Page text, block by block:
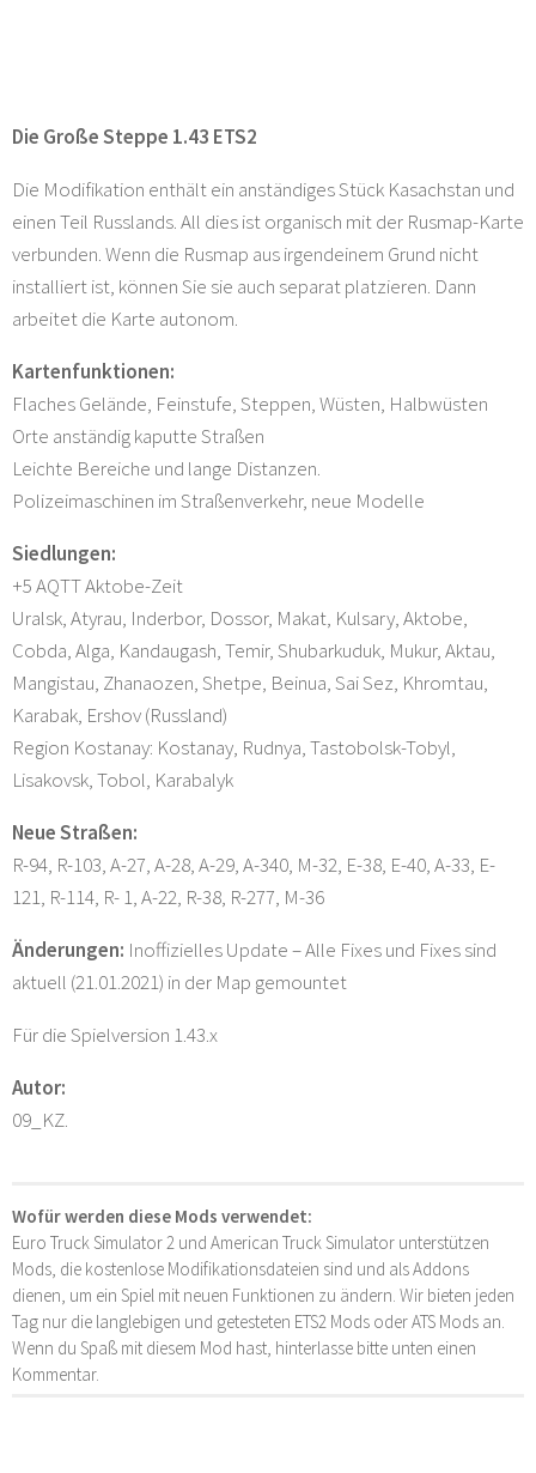
Die Große Steppe 1.43 ETS2
Die Modifikation enthält ein anständiges Stück Kasachstan und
einen Teil Russlands. All dies ist organisch mit der Rusmap-Karte
verbunden. Wenn die Rusmap aus irgendeinem Grund nicht
installiert ist, können Sie sie auch separat platzieren. Dann
arbeitet die Karte autonom.
Kartenfunktionen:
Flaches Gelände, Feinstufe, Steppen, Wüsten, Halbwüsten
Orte anständig kaputte Straßen
Leichte Bereiche und lange Distanzen.
Polizeimaschinen im Straßenverkehr, neue Modelle
Siedlungen:
+5 AQTT Aktobe-Zeit
Uralsk, Atyrau, Inderbor, Dossor, Makat, Kulsary, Aktobe,
Cobda, Alga, Kandaugash, Temir, Shubarkuduk, Mukur, Aktau,
Mangistau, Zhanaozen, Shetpe, Beinua, Sai Sez, Khromtau,
Karabak, Ershov (Russland)
Region Kostanay: Kostanay, Rudnya, Tastobolsk-Tobyl,
Lisakovsk, Tobol, Karabalyk
Neue Straßen:
R-94, R-103, A-27, A-28, A-29, A-340, M-32, E-38, E-40, A-33, E-
121, R-114, R- 1, A-22, R-38, R-277, M-36
Änderungen: Inoffizielles Update – Alle Fixes und Fixes sind
aktuell (21.01.2021) in der Map gemountet
Für die Spielversion 1.43.x
Autor:
09_KZ.
Wofür werden diese Mods verwendet:
Euro Truck Simulator 2 und American Truck Simulator unterstützen
Mods, die kostenlose Modifikationsdateien sind und als Addons
dienen, um ein Spiel mit neuen Funktionen zu ändern. Wir bieten jeden
Tag nur die langlebigen und getesteten ETS2 Mods oder ATS Mods an.
Wenn du Spaß mit diesem Mod hast, hinterlasse bitte unten einen
Kommentar.